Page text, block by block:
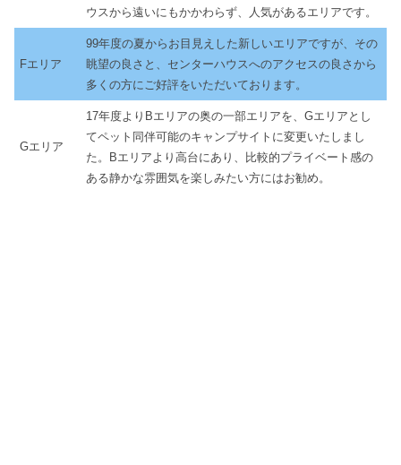
ウスから遠いにもかかわらず、人気があるエリアです。
Fエリア
99年度の夏からお目見えした新しいエリアですが、その
眺望の良さと、センターハウスへのアクセスの良さから
多くの方にご好評をいただいております。
Gエリア
17年度よりBエリアの奥の一部エリアを、Gエリアとし
てペット同伴可能のキャンプサイトに変更いたしまし
た。Bエリアより高台にあり、比較的プライベート感の
ある静かな雰囲気を楽しみたい方にはお勧め。